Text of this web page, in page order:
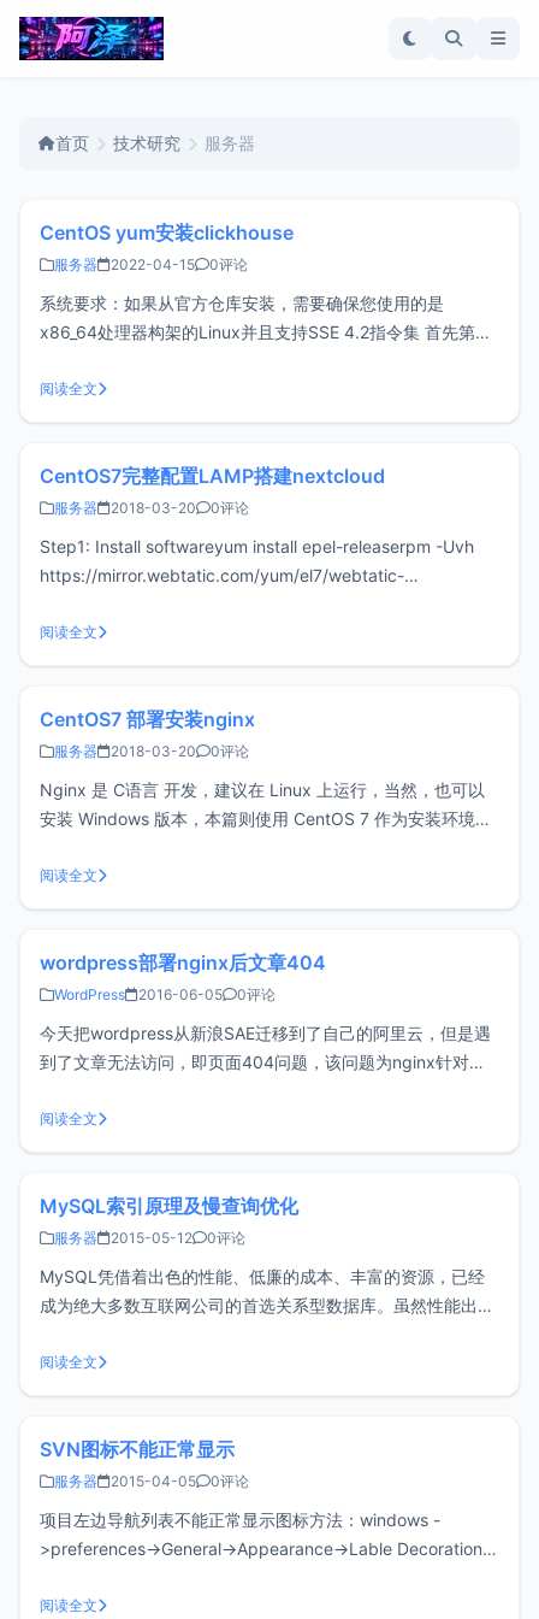
首页 技术研究 服务器
CentOS yum安装clickhouse
服务器 2022-04-15 0评论
系统要求：如果从官方仓库安装，需要确保您使用的是
x86_64处理器构架的Linux并且支持SSE 4.2指令集 首先第一
&& echo "SSE 4.2 supported" || echo "
阅读全文
CentOS7完整配置LAMP搭建nextcloud
服务器 2018-03-20 0评论
Step1: Install softwareyum install epel-releaserpm -Uvh
https://mirror.webtatic.com/yum/el7/webtatic-
阅读全文
CentOS7 部署安装nginx
服务器 2018-03-20 0评论
Nginx 是 C语言 开发，建议在 Linux 上运行，当然，也可以
安装 Windows 版本，本篇则使用 CentOS 7 作为安装环境。
译依赖 gcc 环境，如果没有 gcc 环境，则需要安装：yum
install gcc
阅读全文
wordpress部署nginx后文章404
WordPress 2016-06-05 0评论
今天把wordpress从新浪SAE迁移到了自己的阿里云，但是遇
到了文章无法访问，即页面404问题，该问题为nginx针对
nginx的conf文件夹下创建个wordpress.conf ,将下面的代码
粘贴进去：location / {try
阅读全文
MySQL索引原理及慢查询优化
服务器 2015-05-12 0评论
MySQL凭借着出色的性能、低廉的成本、丰富的资源，已经
成为绝大多数互联网公司的首选关系型数据库。虽然性能出
开发工程师的必修课，我们经常会从职位描述上看到诸如“精
通MySQL”、“SQL语句优化”、“了解数据库原理”等要求。我们
阅读全文
SVN图标不能正常显示
服务器 2015-04-05 0评论
项目左边导航列表不能正常显示图标方法：windows -
>preferences->General->Appearance->Lable Decorations
阅读全文